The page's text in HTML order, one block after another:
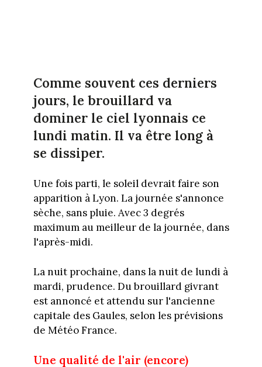
Comme souvent ces derniers
jours, le brouillard va
dominer le ciel lyonnais ce
lundi matin. Il va être long à
se dissiper.
Une fois parti, le soleil devrait faire son
apparition à Lyon. La journée s'annonce
sèche, sans pluie. Avec 3 degrés
maximum au meilleur de la journée, dans
l'après-midi.
La nuit prochaine, dans la nuit de lundi à
mardi, prudence. Du brouillard givrant
est annoncé et attendu sur l'ancienne
capitale des Gaules, selon les prévisions
de Météo France.
Une qualité de l'air (encore)